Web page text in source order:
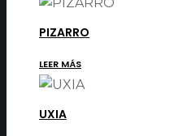
PIZARRO
LEER MÁS
UXIA